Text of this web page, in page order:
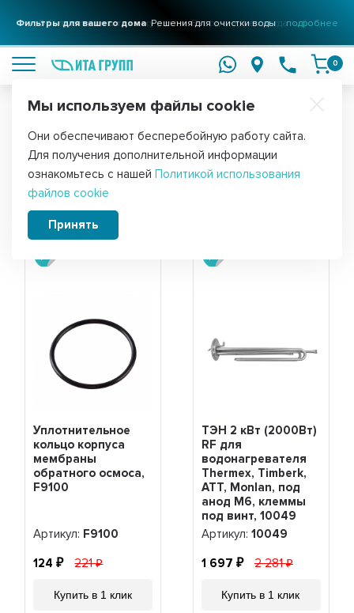
Фильтры для вашего домаРешения для очистки воды подробнее
0
Главная
Новинки ИТА ГРУПП
Уплотнительное
кольцо корпуса
мембраны
обратного осмоса,
F9100
Артикул: F9100
124 221
Купить в 1 клик
ТЭН 2 кВт (2000Вт)
RF для
водонагревателя
Thermex, Timberk,
ATT, Monlan, под
анод М6, клеммы
под винт, 10049
Артикул: 10049
1 697 2 281
Купить в 1 клик
Мы используем файлы cookie
Они обеспечивают бесперебойную работу сайта.
Для получения дополнительной информации
ознакомьтесь с нашей Политикой использования
файлов cookie
Принять